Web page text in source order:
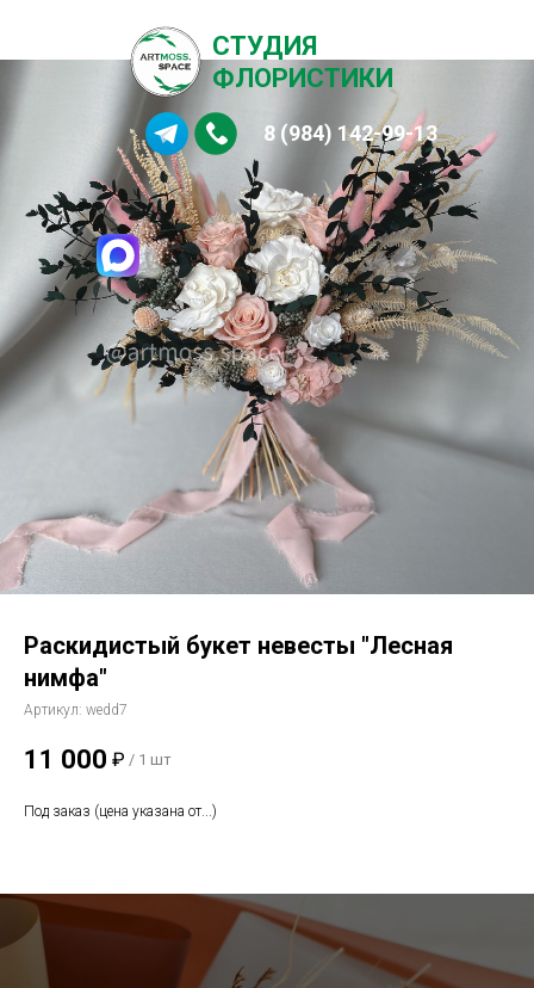
СТУДИЯ
ФЛОРИСТИКИ
8 (984) 142-99-13
Раскидистый букет невесты "Лесная
нимфа"
Артикул: wedd7
11 000 ₽ / 1 шт
Под заказ (цена указана от...)